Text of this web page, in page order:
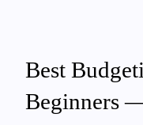
Best
Beginners